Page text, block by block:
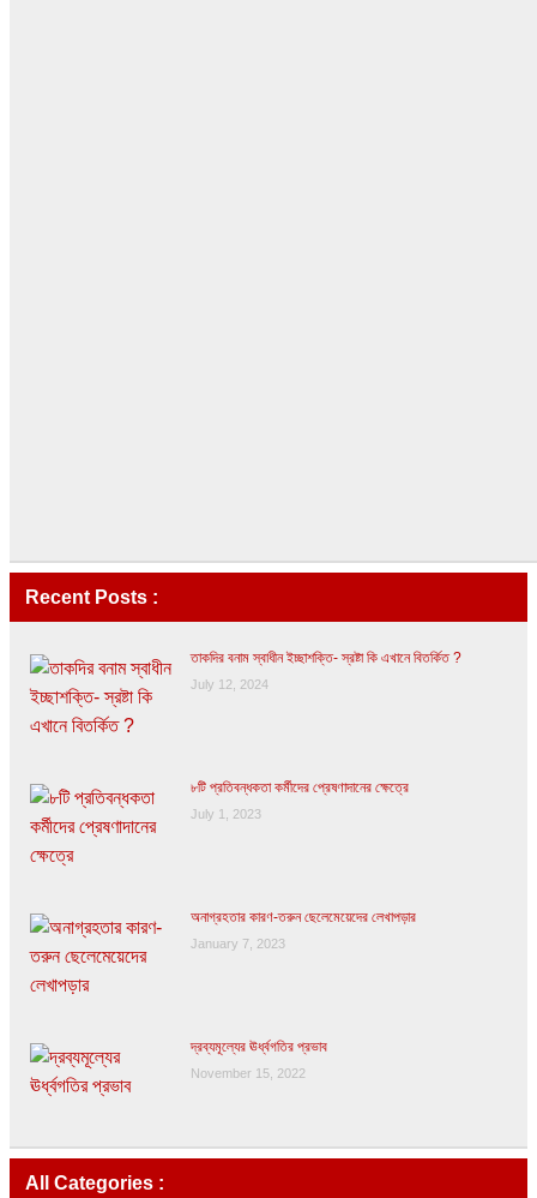
Recent Posts :
তাকদির বনাম স্বাধীন ইচ্ছাশক্তি- স্রষ্টা কি এখানে বিতর্কিত ?
July 12, 2024
৮টি প্রতিবন্ধকতা কর্মীদের প্রেষণাদানের ক্ষেত্রে
July 1, 2023
অনাগ্রহতার কারণ-তরুন ছেলেমেয়েদের লেখাপড়ার
January 7, 2023
দ্রব্যমূল্যের ঊর্ধ্বগতির প্রভাব
November 15, 2022
All Categories :